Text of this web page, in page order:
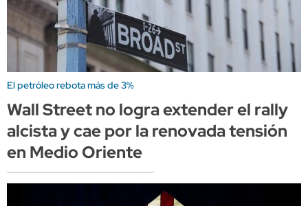
El petróleo rebota más de 3%
Wall Street no logra extender el rally
alcista y cae por la renovada tensión
en Medio Oriente